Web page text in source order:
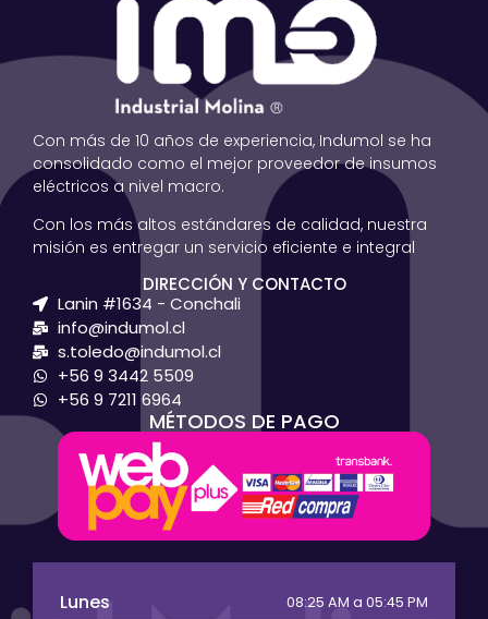
Con más de 10 años de experiencia, Indumol se ha
consolidado como el mejor proveedor de insumos
eléctricos a nivel macro.
Con los más altos estándares de calidad, nuestra
misión es entregar un servicio eficiente e integral
DIRECCIÓN Y CONTACTO
Lanin #1634 - Conchali
info@indumol.cl
s.toledo@indumol.cl
+56 9 3442 5509
+56 9 7211 6964
MÉTODOS DE PAGO
Lunes 08:25 AM a 05:45 PM